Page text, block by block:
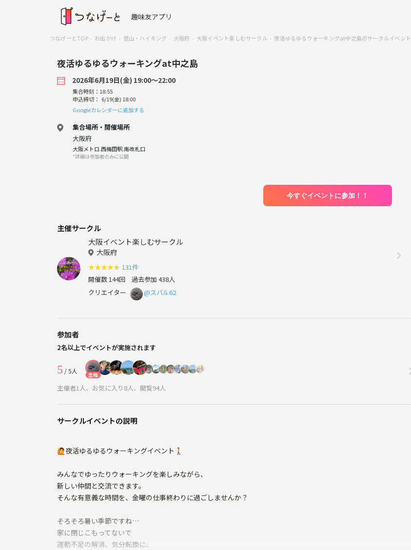
趣味友アプリ
つなげーとTOP お出かけ 登山・ハイキング 大阪府 大阪イベント楽しむサークル 夜活ゆるゆるウォーキングat中之島のサークルイベント
夜活ゆるゆるウォーキングat中之島
2026年6月19日(金) 19:00〜22:00
集合時刻：18:55
申込締切： 6/19(金) 18:00
Googleカレンダーに追加する
集合場所・開催場所
大阪府
大阪メトロ.西梅田駅.南改札口
*詳細は参加者のみに公開
今すぐイベントに参加！！
主催サークル
大阪イベント楽しむサークル
大阪府
★★★★★ 131件
開催数 144回 過去参加 438人
クリエイター
@スバル62
参加者
2名以上でイベントが実施されます
5 / 5人 主催
主催者1人、お気に入り8人、閲覧94人
サークルイベントの説明
🙋夜活ゆるゆるウォーキングイベント🚶
みんなでゆったりウォーキングを楽しみながら、
新しい仲間と交流できます。
そんな有意義な時間を、金曜の仕事終わりに過ごしませんか？
そろそろ暑い季節ですね…
家に閉じこもってないで
運動不足の解消、気分転換に、